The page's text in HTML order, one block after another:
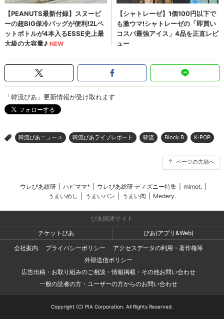
「韓流ぴあ」更新情報が受け取れます
> 韓流ぴあニュース 韓流ぴあライブレポート 韓流 Block.B K-POP
ページの先頭へ
ウレぴあ総研 ハピママ* ウレぴあ総研 ディズニー特集 mimot.
うまいめし
うまいパン うまい肉 Medery.
ぴあ関連サイト
チケットぴあ
ぴあ(アプリ&Web)
会社案内
プライバシーポリシー
アクセスデータの利用・著作権等
外部送信ポリシー
広告出稿・お取り組みのご相談・情報掲載・その他お問い合わせ
一般の読者の方・ユーザーの方からのお問い合わせ
Copyright (C) PIA Corporation. All Rights Reserved.